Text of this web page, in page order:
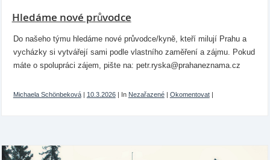
Hledáme nové průvodce
Do našeho týmu hledáme nové průvodce/kyně, kteří milují Prahu a
vycházky si vytvářejí sami podle vlastního zaměření a zájmu. Pokud
máte o spolupráci zájem, pište na: petr.ryska@prahaneznama.cz
Michaela Schönbeková| 10.3.2026| In Nezařazené| Okomentovat|